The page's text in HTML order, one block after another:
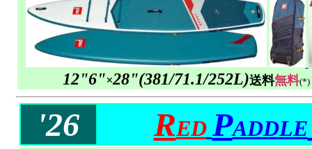
12"6"×28"(381/71.1/252L)送料無料(*)
'26 RED PADDLE